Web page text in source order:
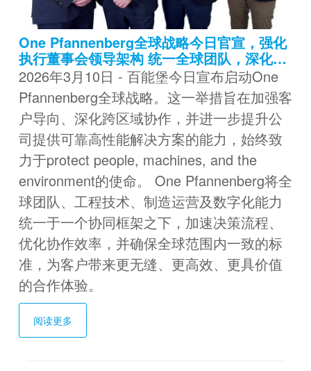
One Pfannenberg全球战略今日官宣，强化
执行董事会领导架构 统一全球团队，深化客
户协作，提升跨区域协同效率，为全球客户
创造更可持续的价值
2026年3月10日 - 百能堡今日宣布启动One
Pfannenberg全球战略。这一举措旨在加强客
户导向、深化跨区域协作，并进一步提升公
司提供可靠高性能解决方案的能力，始终致
力于protect people, machines, and the
environment的使命。 One Pfannenberg将全
球团队、工程技术、制造运营及数字化能力
统一于一个协同框架之下，加速决策流程、
优化协作效率，并确保全球范围内一致的标
准，为客户带来更无缝、更高效、更具价值
的合作体验。
阅读更多